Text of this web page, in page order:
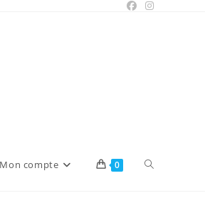
Mon compte 0 Toggle